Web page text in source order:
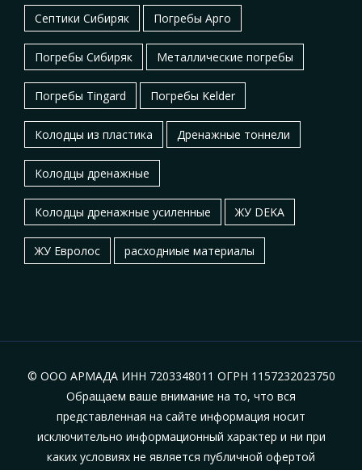
Септики Сибиряк Погребы Арго
Погребы Сибиряк Металлические погребы
Погребы Tingard Погребы Kelder
Колодцы из пластика Дренажные тоннели
Колодцы дренажные
Колодцы дренажные усиленные ЖУ DEKA
ЖУ Евролос расходниые материалы
© ООО АРМАДА ИНН 7203348011 ОГРН 1157232023750
Обращаем ваше внимание на то, что вся
представленная на сайте информация носит
исключительно информационный характер и ни при
каких условиях не является публичной офертой